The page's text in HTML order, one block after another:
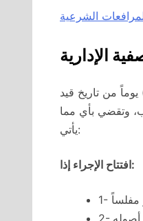
الشرعية
الإدارية
من تاريخ قيد
وتقضي بأي مما
يأتي:
افتتاح الإجراء إذا:
أصوله